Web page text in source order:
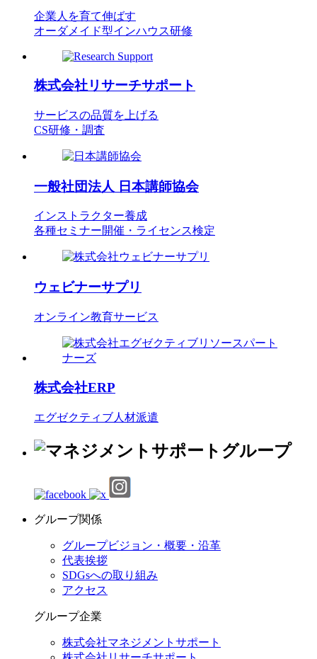
企業人を育て伸ばす
オーダメイド型インハウス研修
株式会社リサーチサポート
サービスの品質を上げる
CS研修・調査
一般社団法人 日本講師協会
インストラクター養成
各種セミナー開催・ライセンス検定
ウェビナーサプリ
オンライン教育サービス
株式会社ERP
エグゼクティブ人材派遣
グループ関係
グループビジョン・概要・沿革
代表挨拶
SDGsへの取り組み
アクセス
グループ企業
株式会社マネジメントサポート